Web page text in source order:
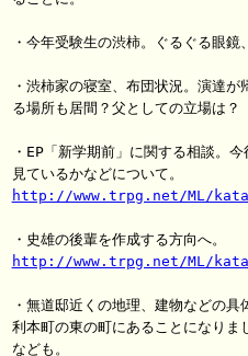
・今年受験生の渋柿。ぐるぐる眼鏡
・渋柿家の寝室、布団状況。演達
る場所も居間？父としての立場は？
・EP「新学期前」に関する相談。
http://www.trpg.net/ML/
http://www.trpg.net/ML/
・無道邸近くの地理、建物などの
利本町の東の町にあることになり